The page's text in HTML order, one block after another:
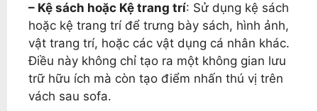
– Kệ sách hoặc Kệ trang trí: Sử dụng kệ sách
hoặc kệ trang trí để trưng bày sách, hình ảnh,
vật trang trí, hoặc các vật dụng cá nhân khác.
Điều này không chỉ tạo ra một không gian lưu
trữ hữu ích mà còn tạo điểm nhấn thú vị trên
vách sau sofa.